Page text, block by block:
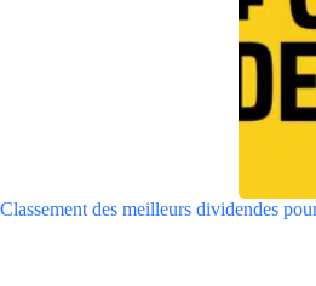
Classement des meilleurs dividendes